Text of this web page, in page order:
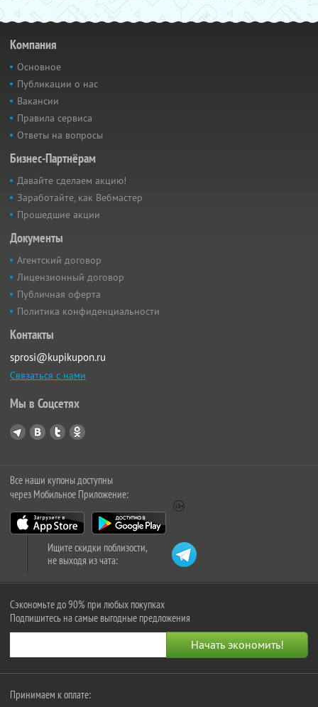
Компания
Основное
Публикации о нас
Вакансии
Правила сервиса
Ответы на вопросы
Бизнес-Партнёрам
Давайте сделаем акцию!
Заработайте, как Вебмастер
Прошедшие акции
Документы
Агентский договор
Лицензионный договор
Публичная оферта
Политика конфиденциальности
Контакты
sprosi@kupikupon.ru
Связаться с нами
Мы в Соцсетях
Все наши купоны доступны
через Мобильное Приложение:
Ищите скидки поблизости,
не выходя из чата:
Сэкономьте до 90% при любых покупках
Подпишитесь на самые выгодные предложения
Принимаем к оплате: